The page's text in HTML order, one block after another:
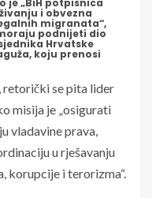
je „BiH potpisnica
i obvezna
migranata“,
podnijeti dio
Hrvatske
koju prenosi
retorički se pita lider
misija je „osigurati
vladavine prava,
u rješavanju
korupcije i terorizma“.